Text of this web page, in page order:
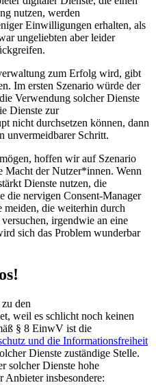
nutzen, werden
Einwilligungen erhalten, als
ungeliebten aber leider
zum Erfolg wird, gibt
Im ersten Szenario würde der
Verwendung solcher Dienste
Dienste zur
nicht durchsetzen können, dann
unvermeidbarer Schritt.
hoffen wir auf Szenario
Macht der Nutzer*innen. Wenn
Dienste nutzen, die
die nervigen Consent-Manager
meiden, die weiterhin durch
irgendwie an eine
sich das Problem wunderbar
den
weil es schlicht noch keinen
§ 8 EinwV ist die
und die Informationsfreiheit
Dienste zuständige Stelle.
solcher Dienste hohe
Anbieter insbesondere: